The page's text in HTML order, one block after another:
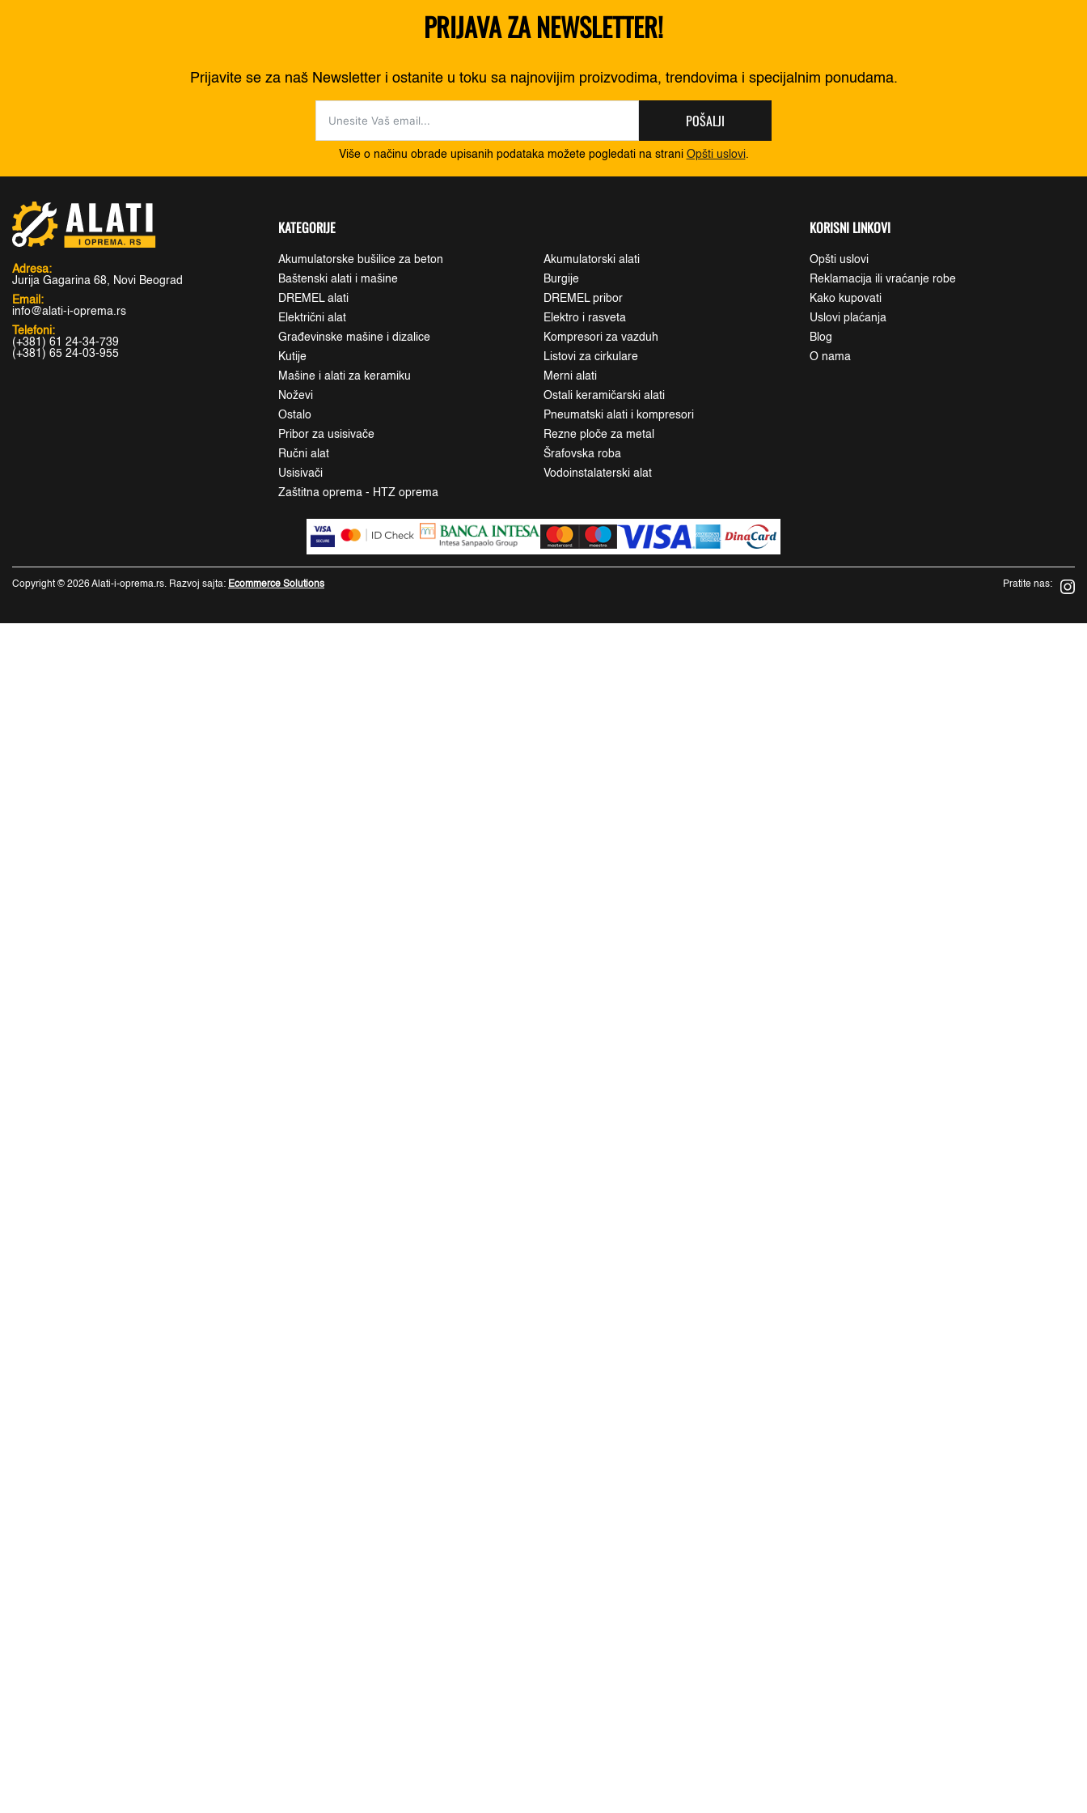
PRIJAVA ZA NEWSLETTER!
Prijavite se za naš Newsletter i ostanite u toku sa najnovijim proizvodima, trendovima i specijalnim ponudama.
POŠALJI
Više o načinu obrade upisanih podataka možete pogledati na strani Opšti uslovi.
Adresa:
Jurija Gagarina 68, Novi Beograd
Email:
info@alati-i-oprema.rs
Telefoni:
(+381) 61 24-34-739
(+381) 65 24-03-955
KATEGORIJE
Akumulatorske bušilice za beton
Akumulatorski alati
Baštenski alati i mašine
Burgije
DREMEL alati
DREMEL pribor
Električni alat
Elektro i rasveta
Građevinske mašine i dizalice
Kompresori za vazduh
Kutije
Listovi za cirkulare
Mašine i alati za keramiku
Merni alati
Noževi
Ostali keramičarski alati
Ostalo
Pneumatski alati i kompresori
Pribor za usisivače
Rezne ploče za metal
Ručni alat
Šrafovska roba
Usisivači
Vodoinstalaterski alat
Zaštitna oprema - HTZ oprema
KORISNI LINKOVI
Opšti uslovi
Reklamacija ili vraćanje robe
Kako kupovati
Uslovi plaćanja
Blog
O nama
Copyright © 2026 Alati-i-oprema.rs. Razvoj sajta: Ecommerce Solutions Pratite nas: